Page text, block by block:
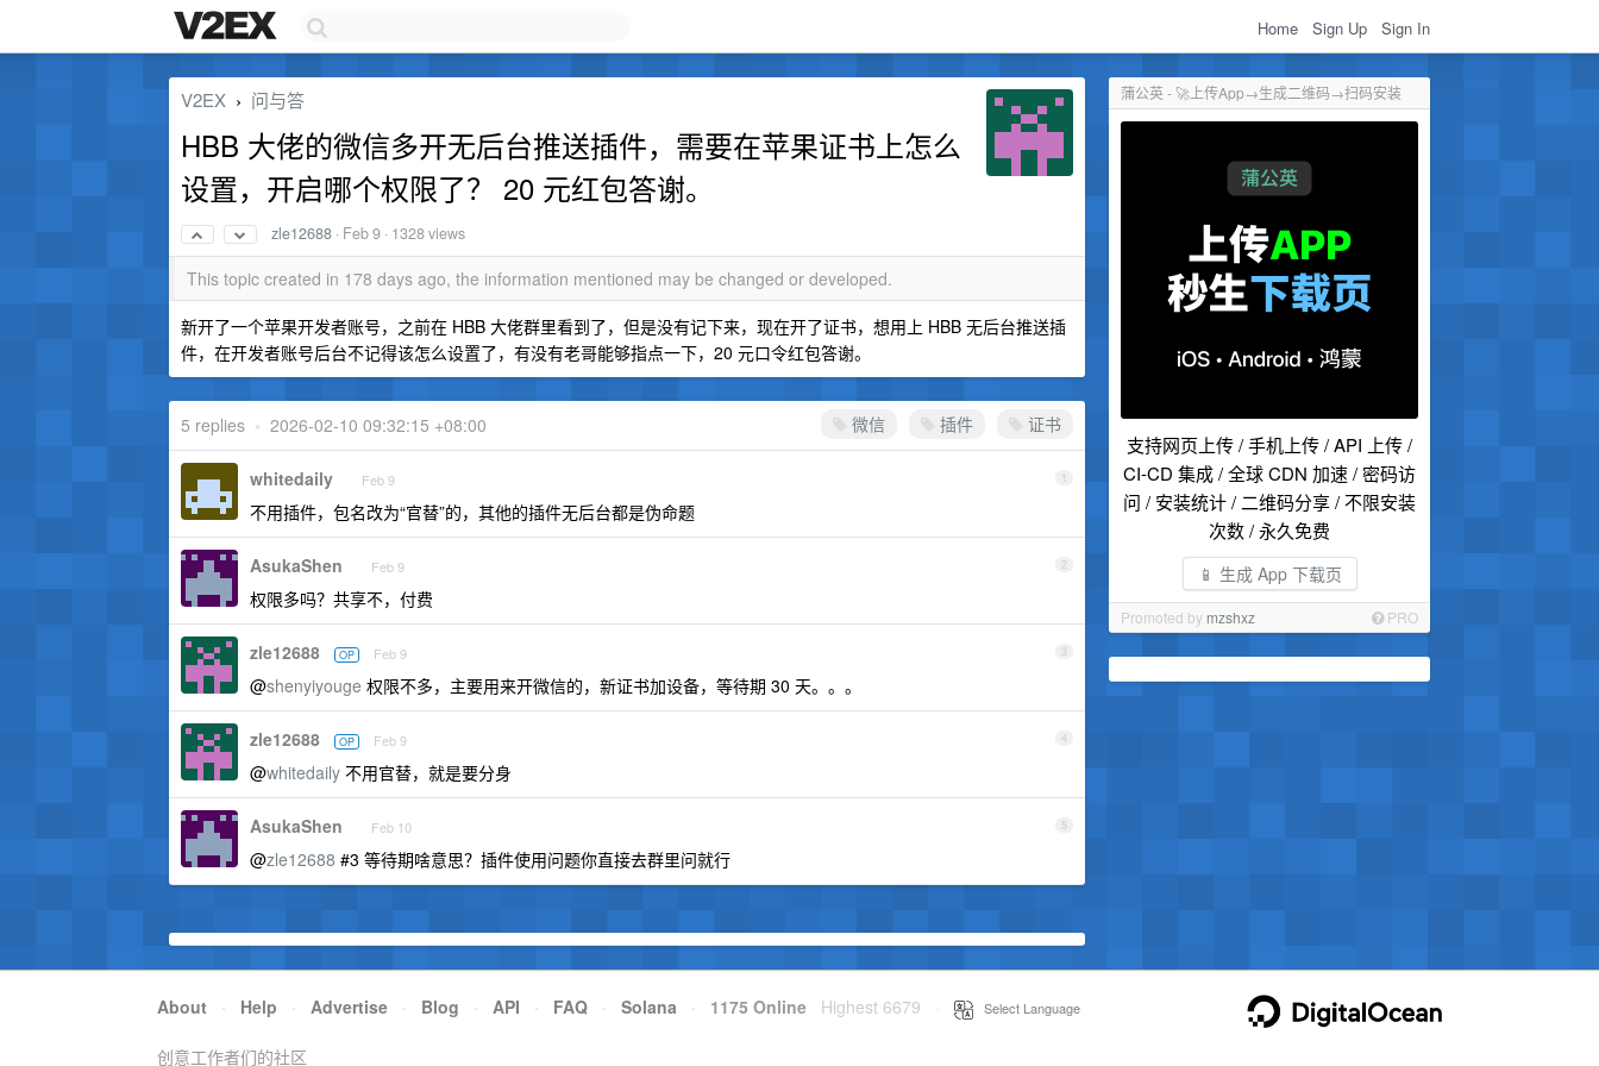
Home Sign Up Sign In
蒲公英 - 🚀上传App→生成二维码→扫码安装
支持网页上传 / 手机上传 / API 上传 /
CI-CD 集成 / 全球 CDN 加速 / 密码访
问 / 安装统计 / 二维码分享 / 不限安装
次数 / 永久免费
📱 生成 App 下载页
Promoted by mzshxz PRO
V2EX › 问与答
HBB 大佬的微信多开无后台推送插件，需要在苹果证书上怎么
设置，开启哪个权限了？ 20 元红包答谢。
zle12688 · Feb 9 · 1328 views
This topic created in 178 days ago, the information mentioned may be changed or developed.
新开了一个苹果开发者账号，之前在 HBB 大佬群里看到了，但是没有记下来，现在开了证书，想用上 HBB 无后台推送插
件，在开发者账号后台不记得该怎么设置了，有没有老哥能够指点一下，20 元口令红包答谢。
微信 插件 证书
5 replies • 2026-02-10 09:32:15 +08:00
1
whitedaily Feb 9
不用插件，包名改为“官替”的，其他的插件无后台都是伪命题
2
AsukaShen Feb 9
权限多吗？共享不，付费
3
zle12688 OP Feb 9
@shenyiyouge 权限不多，主要用来开微信的，新证书加设备，等待期 30 天。。。
4
zle12688 OP Feb 9
@whitedaily 不用官替，就是要分身
5
AsukaShen Feb 10
@zle12688 #3 等待期啥意思？插件使用问题你直接去群里问就行
About · Help · Advertise · Blog · API · FAQ · Solana · 1175 Online Highest 6679 Select Language
创意工作者们的社区